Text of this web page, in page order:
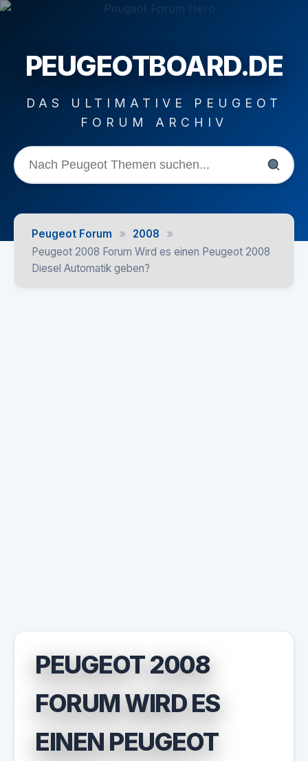
PEUGEOTBOARD.DE
DAS ULTIMATIVE PEUGEOT
FORUM ARCHIV
Peugeot Forum » 2008 »
Peugeot 2008 Forum Wird es einen Peugeot 2008
Diesel Automatik geben?
PEUGEOT 2008
FORUM WIRD ES
EINEN PEUGEOT